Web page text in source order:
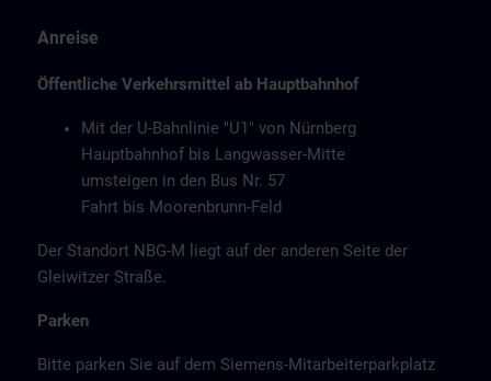
Anreise
Öffentliche Verkehrsmittel ab Hauptbahnhof
Mit der U-Bahnlinie "U1" von Nürnberg
Hauptbahnhof bis Langwasser-Mitte
umsteigen in den Bus Nr. 57
Fahrt bis Moorenbrunn-Feld
Der Standort NBG-M liegt auf der anderen Seite der
Gleiwitzer Straße.
Parken
Bitte parken Sie auf dem Siemens-Mitarbeiterparkplatz